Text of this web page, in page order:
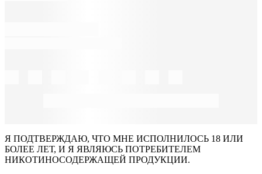
Я ПОДТВЕРЖДАЮ, ЧТО МНЕ ИСПОЛНИЛОСЬ 18 ИЛИ
БОЛЕЕ ЛЕТ, И Я ЯВЛЯЮСЬ ПОТРЕБИТЕЛЕМ
НИКОТИНОСОДЕРЖАЩЕЙ ПРОДУКЦИИ.